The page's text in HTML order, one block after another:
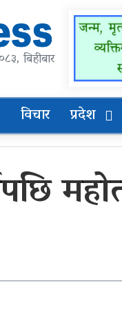
बिहीबार
विचार प्रदेश